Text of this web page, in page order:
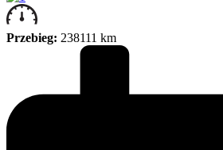
Przebieg: 238111 km